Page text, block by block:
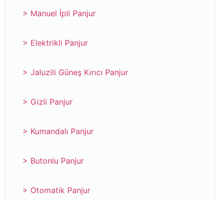
> Manuel İpli Panjur
> Elektrikli Panjur
> Jaluzili Güneş Kırıcı Panjur
> Gizli Panjur
> Kumandalı Panjur
> Butonlu Panjur
> Otomatik Panjur